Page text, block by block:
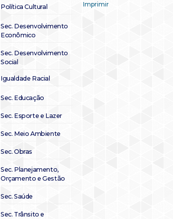
Política Cultural
Sec. Desenvolvimento
Econômico
Sec. Desenvolvimento
Social
Igualdade Racial
Sec. Educação
Sec. Esporte e Lazer
Sec. Meio Ambiente
Sec. Obras
Sec. Planejamento,
Orçamento e Gestão
Sec. Saúde
Sec. Trânsito e
Imprimir